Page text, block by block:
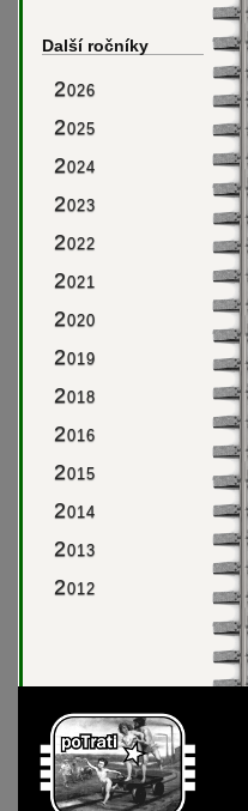
Další ročníky
2026
2025
2024
2023
2022
2021
2020
2019
2018
2016
2015
2014
2013
2012